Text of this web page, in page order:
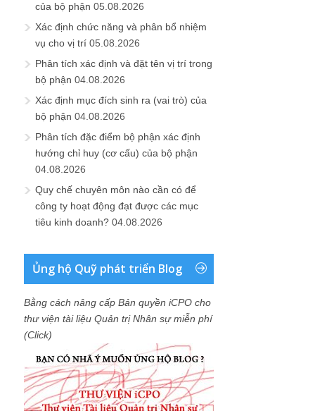
của bộ phận 05.08.2026
Xác định chức năng và phân bổ nhiệm
vụ cho vị trí 05.08.2026
Phân tích xác định và đặt tên vị trí trong
bộ phận 04.08.2026
Xác định mục đích sinh ra (vai trò) của
bộ phận 04.08.2026
Phân tích đặc điểm bộ phận xác định
hướng chỉ huy (cơ cấu) của bộ phận
04.08.2026
Quy chế chuyên môn nào cần có để
công ty hoạt động đạt được các mục
tiêu kinh doanh? 04.08.2026
Ủng hộ Quỹ phát triển Blog
Bằng cách nâng cấp Bản quyền iCPO cho
thư viện tài liệu Quản trị Nhân sự miễn phí
(Click)